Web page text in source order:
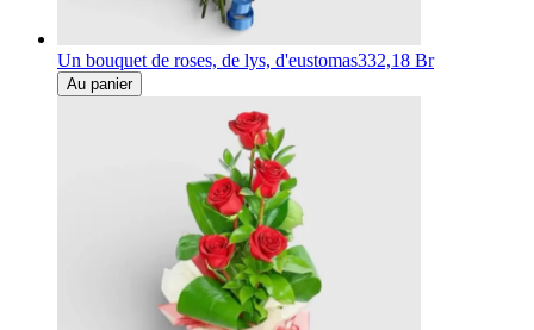
Un bouquet de roses, de lys, d'eustomas332,18 Br
Au panier